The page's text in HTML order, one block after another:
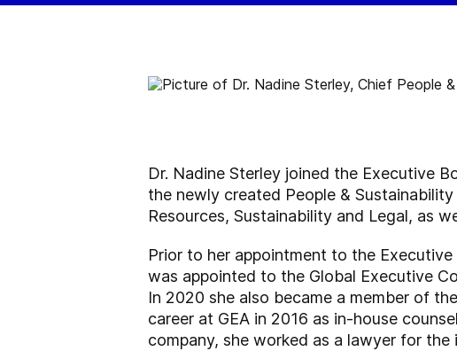
Dr. Nadine Sterley joined the Executive
the newly created People &
Resources, Sustainability and Legal, as
Prior to her appointment to the
was appointed to the Global Executive
In 2020 she also became a member of
career at GEA in 2016 as in-house
company, she worked as a lawyer for